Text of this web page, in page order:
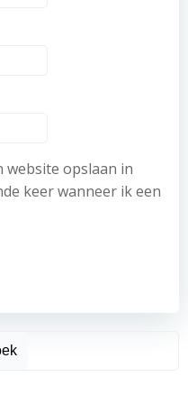
website opslaan in
keer wanneer ik een